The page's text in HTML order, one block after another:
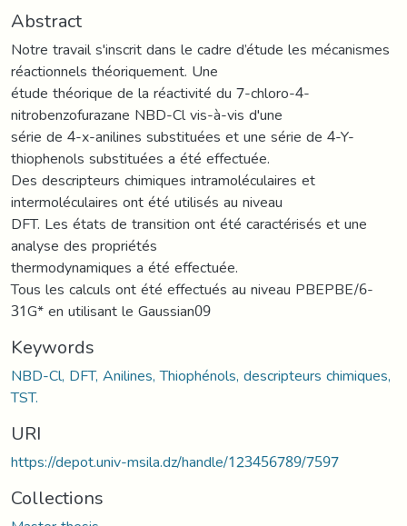
Abstract
Notre travail s'inscrit dans le cadre d’étude les mécanismes
réactionnels théoriquement. Une
étude théorique de la réactivité du 7-chloro-4-
nitrobenzofurazane NBD-Cl vis-à-vis d'une
série de 4-x-anilines substituées et une série de 4-Y-
thiophenols substituées a été effectuée.
Des descripteurs chimiques intramoléculaires et
intermoléculaires ont été utilisés au niveau
DFT. Les états de transition ont été caractérisés et une
analyse des propriétés
thermodynamiques a été effectuée.
Tous les calculs ont été effectués au niveau PBEPBE/6-
31G* en utilisant le Gaussian09
Keywords
NBD-Cl, DFT, Anilines, Thiophénols, descripteurs chimiques,
TST.
URI
https://depot.univ-msila.dz/handle/123456789/7597
Collections